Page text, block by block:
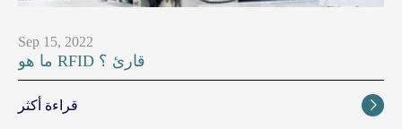
Sep 15, 2022
ما هو RFID قارئ ؟
قراءة أكثر 